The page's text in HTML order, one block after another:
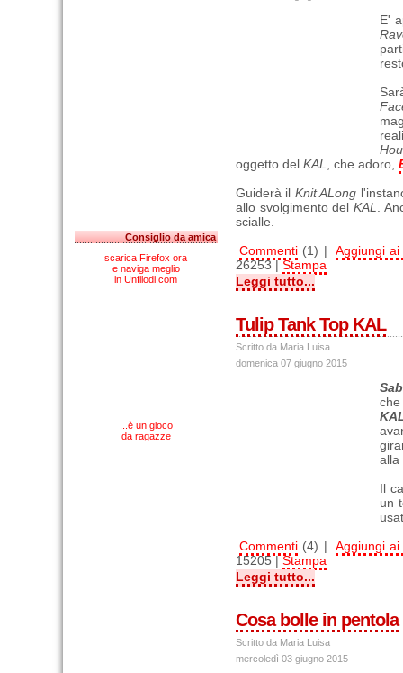
Consiglio da amica
scarica Firefox ora
e naviga meglio
in Unfilodi.com
...è un gioco
da ragazze
E'
oggetto del KAL , che adoro,
Guiderà il Knit ALong
allo svolgimento delKAL
.
scialle.
Commenti (1) |
Aggiungi
26253 |Stampa
Leggi tutto...
Tulip Tank Top KAL
Scritto da Maria Luisa
domenica 07 giugno 2015
alla
Il
un
Commenti (4) |
Aggiungi
15205 |Stampa
Leggi tutto...
Cosa bolle in pentola
Scritto da Maria Luisa
mercoledì 03 giugno 2015